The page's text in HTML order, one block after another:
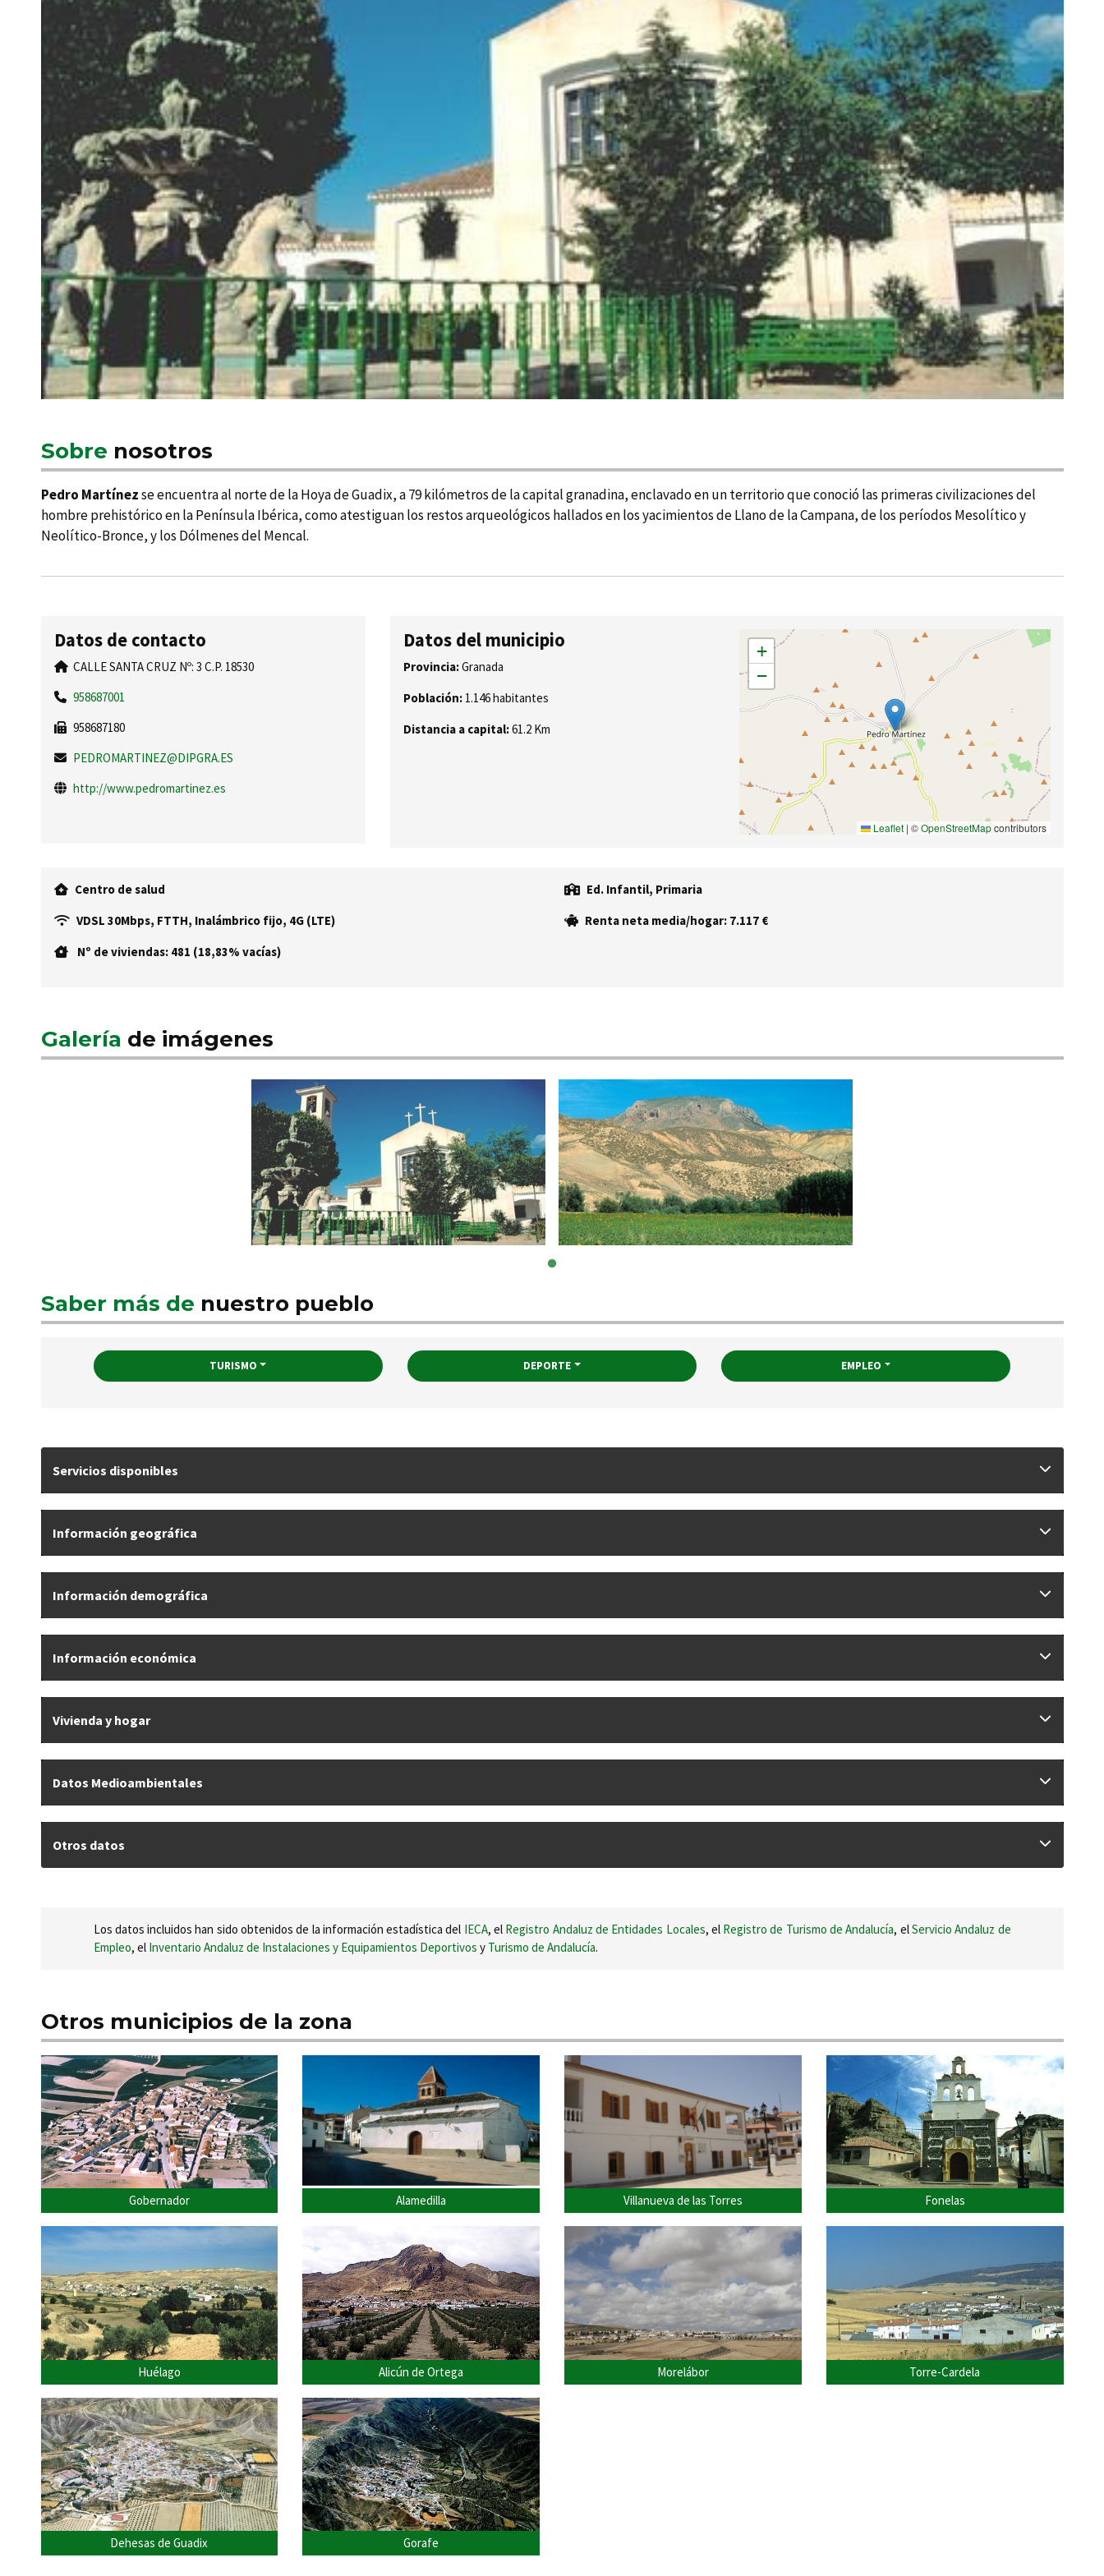
Sobre nosotros
Pedro Martí­nezse encuentra al norte de la Hoya de Guadix, a 79 kilómetros de la capital granadina, enclavado en un territorio que conoció las primeras civilizaciones del
hombre prehistórico en la Pení­nsula Ibérica, como atestiguan los restos arqueológicos hallados en los yacimientos de Llano de la Campana, de los perí­odos Mesolí­tico y
Neolí­tico-Bronce, y los Dólmenes del Mencal.
Datos de contacto
CALLE SANTA CRUZ Nº: 3 C.P. 18530
958687001
958687180
PEDROMARTINEZ@DIPGRA.ES
http://www.pedromartinez.es
Datos del municipio
Provincia:Granada
Población:1.146 habitantes
Distancia a capital:61.2 Km
+
−
Leaflet | ©OpenStreetMapcontributors
Centro de salud
Ed. Infantil, Primaria
VDSL 30Mbps, FTTH, Inalámbrico fijo, 4G (LTE)
Renta neta media/hogar: 7.117 €
Nº de viviendas: 481 (18,83% vacías)
Galería de imágenes
Saber más de nuestro pueblo
TURISMO DEPORTE EMPLEO
Servicios disponibles
Información geográfica
Información demográfica
Información económica
Vivienda y hogar
Datos Medioambientales
Otros datos
Los datos incluidos han sido obtenidos de la información estadística del IECA, el Registro Andaluz de Entidades Locales, el Registro de Turismo de Andalucía, elServicio Andaluz de
Empleo, el Inventario Andaluz de Instalaciones y Equipamientos Deportivos y Turismo de Andalucía.
Otros municipios de la zona
Gobernador Alamedilla Villanueva de las Torres Fonelas
Huélago Alicún de Ortega Morelábor Torre-Cardela
Dehesas de Guadix Gorafe